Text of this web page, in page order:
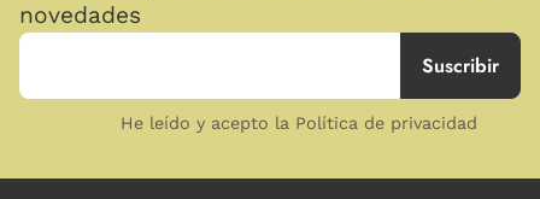
novedades
He leído y acepto la Política de privacidad